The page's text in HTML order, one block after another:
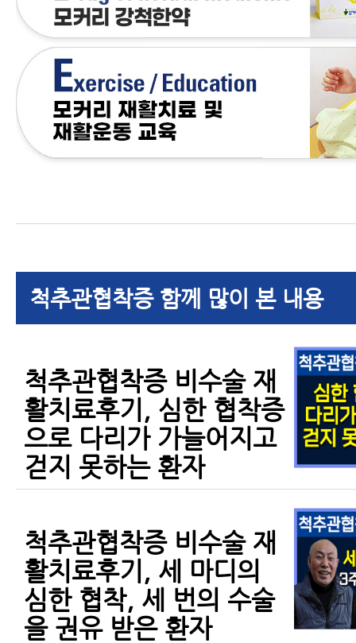
척추관협착증 함께 많이 본 내용
척추관협착증 비수술 재
활치료후기, 심한 협착증
으로 다리가 가늘어지고
걷지 못하는 환자
척추관협착증 비수술 재
활치료후기, 세 마디의
심한 협착, 세 번의 수술
을 권유 받은 환자